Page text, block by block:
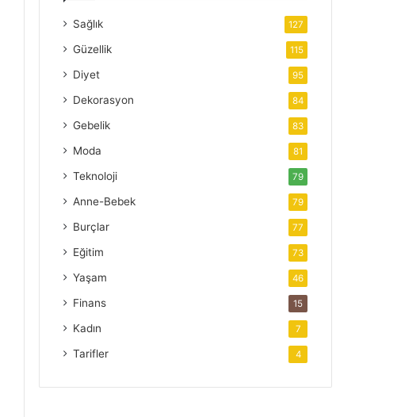
Sağlık 127
Güzellik 115
Diyet 95
Dekorasyon 84
Gebelik 83
Moda 81
Teknoloji 79
Anne-Bebek 79
Burçlar 77
Eğitim 73
Yaşam 46
Finans 15
Kadın 7
Tarifler 4